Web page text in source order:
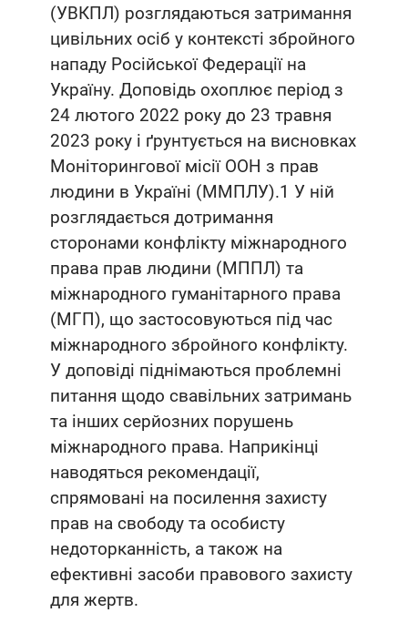
(УВКПЛ) розглядаються затримання
цивільних осіб у контексті збройного
нападу Російської Федерації на
Україну. Доповідь охоплює період з
24 лютого 2022 року до 23 травня
2023 року і ґрунтується на висновках
Моніторингової місії ООН з прав
людини в Україні (ММПЛУ).1 У ній
розглядається дотримання
сторонами конфлікту міжнародного
права прав людини (МППЛ) та
міжнародного гуманітарного права
(МГП), що застосовуються під час
міжнародного збройного конфлікту.
У доповіді піднімаються проблемні
питання щодо свавільних затримань
та інших серйозних порушень
міжнародного права. Наприкінці
наводяться рекомендації,
спрямовані на посилення захисту
прав на свободу та особисту
недоторканність, а також на
ефективні засоби правового захисту
для жертв.